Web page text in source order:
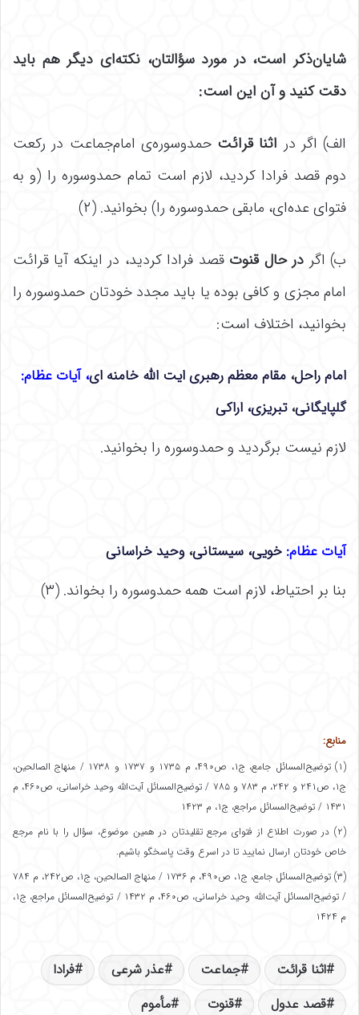
شایان‌ذکر است، در مورد سؤالتان، نکته‌ای دیگر هم باید
دقت کنید و آن این است:
الف) اگر در اثنا قرائت حمدوسوره‌ی امام‌جماعت در رکعت
دوم قصد فرادا کردید، لازم است تمام حمدوسوره را (و به
فتوای عده‌ای، مابقی حمدوسوره را) بخوانید. (۲)
ب) اگر در حال قنوت قصد فرادا کردید، در اینکه آیا قرائت
امام مجزی و کافی بوده یا باید مجدد خودتان حمدوسوره را
بخوانید، اختلاف است:
امام راحل، مقام معظم رهبری ایت الله خامنه ای، آیات عظام:
گلپایگانی،تبریزی، اراکی
لازم نیست برگردید و حمدوسوره را بخوانید.
آیات عظام: خویی، سیستانی، وحید خراسانی
بنا بر احتیاط، لازم است همه حمدوسوره را بخواند. (۳)
منابع:
(۱) توضیح‌المسائل جامع، ج۱، ص۴۹۰، م ۱۷۳۵ و ۱۷۳۷ و ۱۷۳۸ / منهاج الصالحین،
ج۱، ص۲۴۱ و ۲۴۲، م ۷۸۳ و ۷۸۵ / توضیح‌المسائل آیت‌الله وحید خراسانی، ص۴۶۰، م
۱۴۳۱ / توضیح‌المسائل مراجع، ج۱، م ۱۴۲۳
(۲) در صورت اطلاع از فتوای مرجع تقلیدتان در همین موضوع، سؤال را با نام مرجع
خاص خودتان ارسال نمایید تا در اسرع‌ وقت پاسخگو باشیم.
(۳) توضیح‌المسائل جامع، ج۱، ص۴۹۰، م ۱۷۳۶ / منهاج الصالحین، ج۱، ص۲۴۲، م ۷۸۴
/ توضیح‌المسائل آیت‌الله وحید خراسانی، ص۴۶۰، م ۱۴۳۲ / توضیح‌المسائل مراجع، ج۱،
م ۱۴۲۴
اثنا قرائت جماعت عذر شرعی
فرادا
قصد عدول
قنوت مأموم